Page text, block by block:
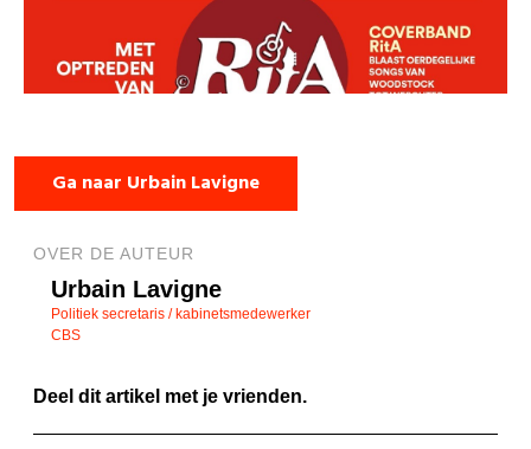
Ga naar Urbain Lavigne
OVER DE AUTEUR
Urbain Lavigne
Politiek secretaris / kabinetsmedewerker
CBS
Deel dit artikel met je vrienden.